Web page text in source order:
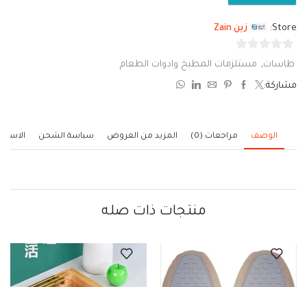
Store: زين Zain
0
طاسات, مستلزمات المطبخ وادوات الطعام
مشاركة:
الوصف مراجعات (0) المزيد من العروض سياسة الشحن
منتجات ذات صله